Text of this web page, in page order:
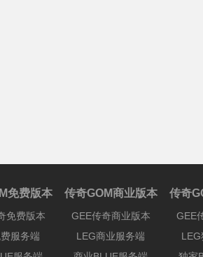
免费版本
免费版本
服务端
传奇GOM商业版本
GEE传奇商业版本
LEG商业服务端
传奇
GEE